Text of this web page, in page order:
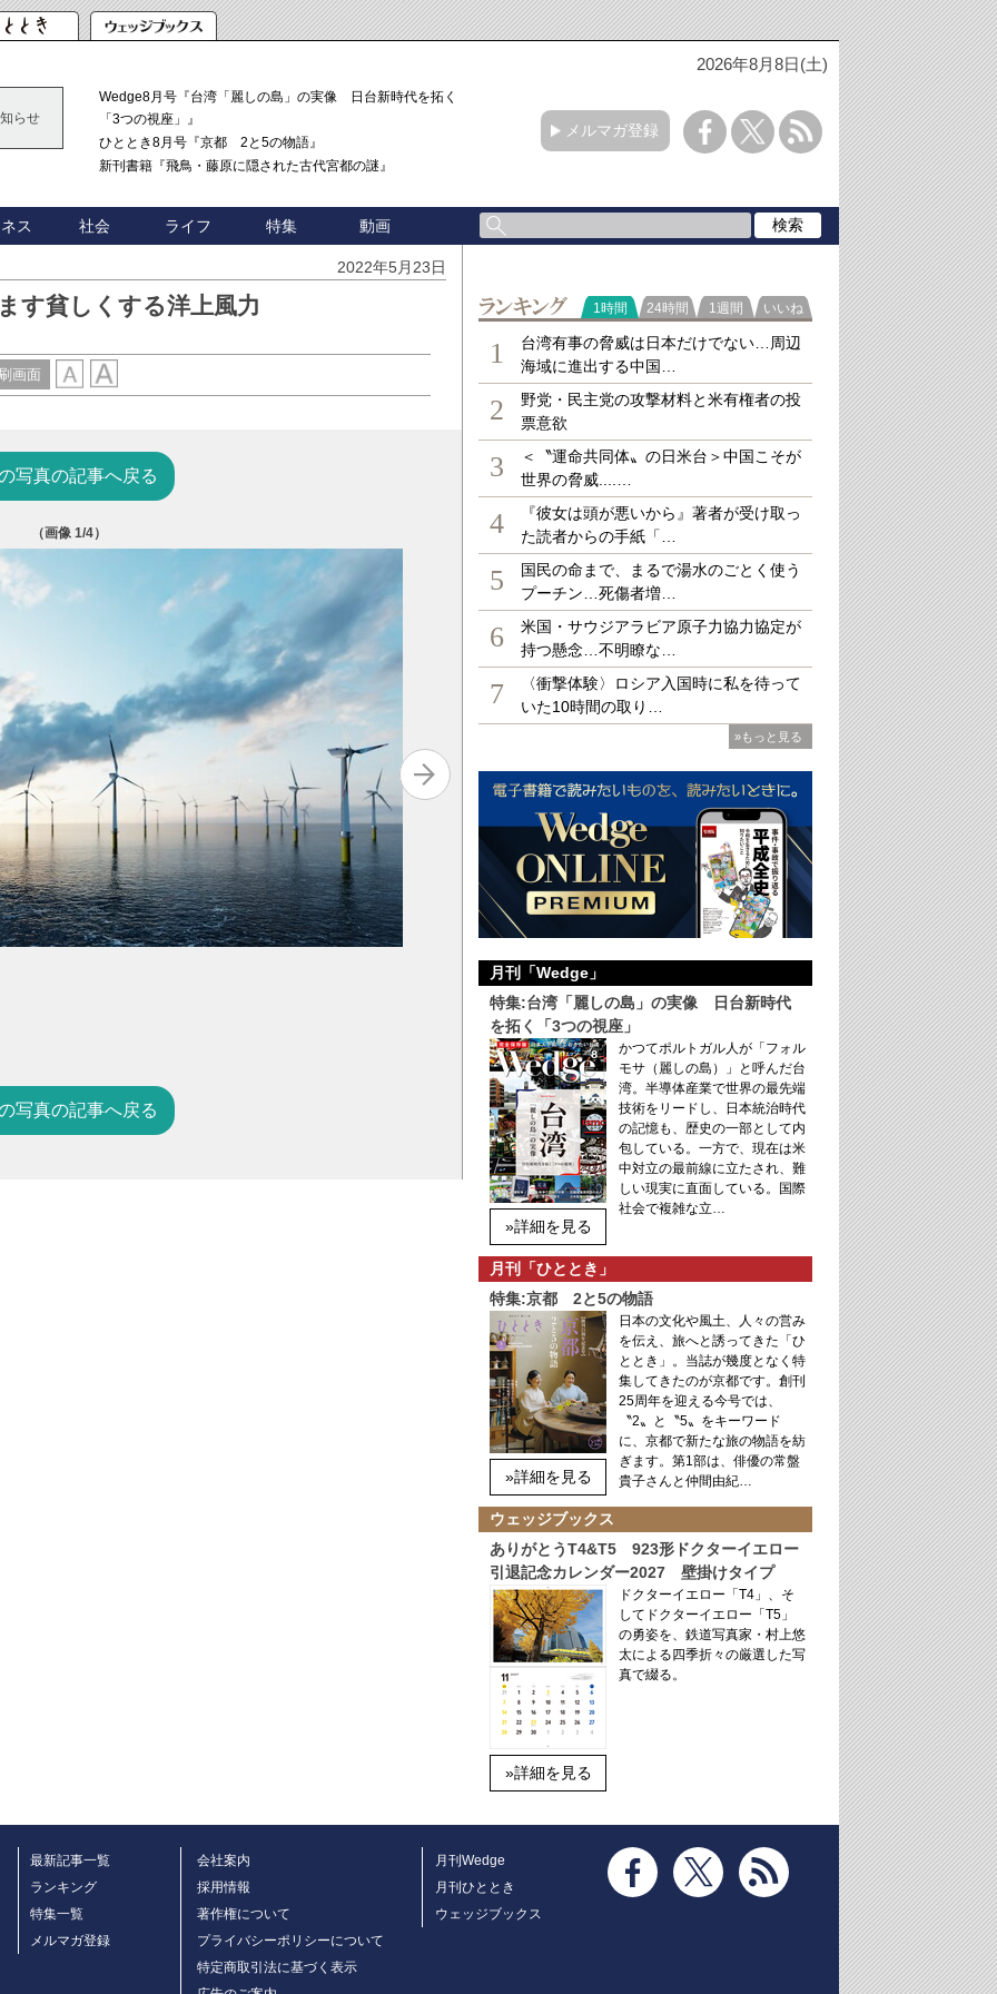
2026年8月8日(土)
らせ
Wedge8月号『台湾「麗しの島」の実像 日台新時代を拓く
「3つの視座」』
ひととき8月号『京都 2と5の物語』
新刊書籍『飛鳥・藤原に隠された古代宮都の謎』
メルマガ登録
ス 社会 ライフ 特集 動画
2022年5月23日
す貧しくする洋上風力
画面
写真の記事へ戻る
（画像1/4）
写真を拡大
写真の記事へ戻る
ラ
1時間 24時間 1週間 いいね
1
台湾有事の脅威は日本だけでない…周辺
海域に進出する中国…
2
野党・民主党の攻撃材料と米有権者の投
票意欲
3
＜〝運命共同体〟の日米台＞中国こそが
世界の脅威....…
4
『彼女は頭が悪いから』著者が受け取っ
た読者からの手紙「…
5
国民の命まで、まるで湯水のごとく使う
プーチン…死傷者増…
6
米国・サウジアラビア原子力協力協定が
持つ懸念…不明瞭な…
7
〈衝撃体験〉ロシア入国時に私を待って
いた10時間の取り…
»もっと見る
月刊「Wedge」
特集:台湾「麗しの島」の実像 日台新時代
を拓く「3つの視座」
»詳細を見る
かつてポルトガル人が「フォル
モサ（麗しの島）」と呼んだ台
湾。半導体産業で世界の最先端
技術をリードし、日本統治時代
の記憶も、歴史の一部として内
包している。一方で、現在は米
中対立の最前線に立たされ、難
しい現実に直面している。国際
社会で複雑な立…
月刊「ひととき」
特集:京都 2と5の物語
»詳細を見る
日本の文化や風土、人々の営み
を伝え、旅へと誘ってきた「ひ
ととき」。当誌が幾度となく特
集してきたのが京都です。創刊
25周年を迎える今号では、
〝2〟と〝5〟をキーワード
に、京都で新たな旅の物語を紡
ぎます。第1部は、俳優の常盤
貴子さんと仲間由紀…
ウェッジブックス
ありがとうT4&T5 923形ドクターイエロー
引退記念カレンダー2027 壁掛けタイプ
»詳細を見る
ドクターイエロー「T4」、そ
してドクターイエロー「T5」
の勇姿を、鉄道写真家・村上悠
太による四季折々の厳選した写
真で綴る。
最新記事一覧
ランキング
特集一覧
メルマガ登録
会社案内
採用情報
著作権について
プライバシーポリシーについて
特定商取引法に基づく表示
月刊Wedge
月刊ひととき
ウェッジブックス